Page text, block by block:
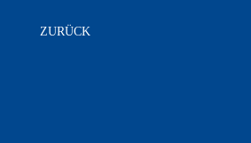
ZURÜCK